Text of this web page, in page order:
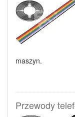
maszyn.
Przewody